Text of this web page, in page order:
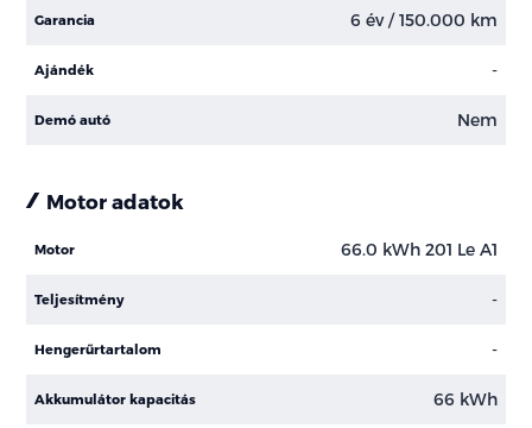
Garancia 6 év / 150.000 km
Ajándék -
Demó autó Nem
Motor adatok
Motor 66.0 kWh 201 Le A1
Teljesítmény -
Hengerűrtartalom -
Akkumulátor kapacitás 66 kWh